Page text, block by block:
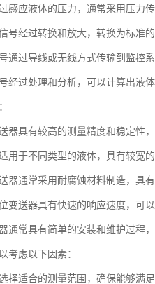
感应液体的压力，通常采用压力传
号经过转换和放大，转换为标准
通过导线或无线方式传输到监控系
经过处理和分析，可以计算出液体
器具有较高的测量精度和稳定性
用于不同类型的液体，具有较宽
器通常采用耐腐蚀材料制造，具
变送器具有快速的响应速度，可
通常具有简单的安装和维护过程
考虑以下因素：
择适合的测量范围，确保能够满足